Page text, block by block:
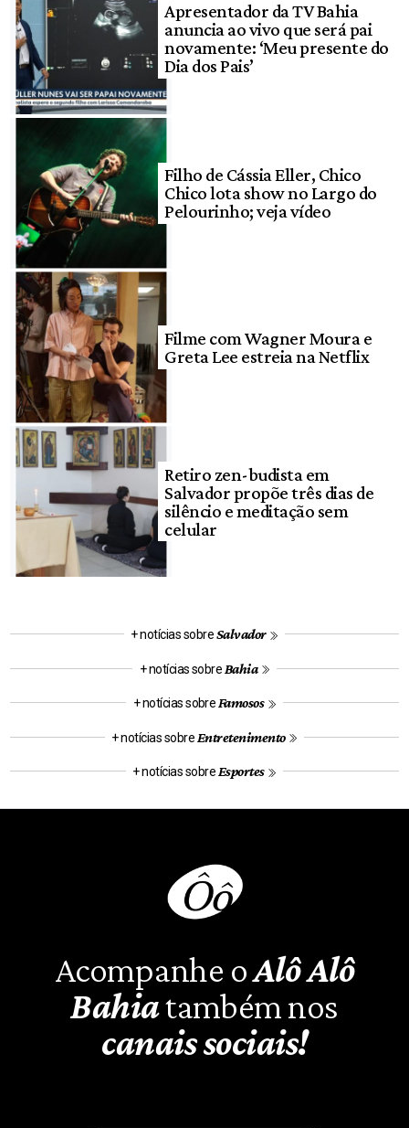
Apresentador da TV Bahia
anuncia ao vivo que será pai
novamente: ‘Meu presente do
Dia dos Pais’
Filho de Cássia Eller, Chico
Chico lota show no Largo do
Pelourinho; veja vídeo
Filme com Wagner Moura e
Greta Lee estreia na Netflix
Retiro zen-budista em
Salvador propõe três dias de
silêncio e meditação sem
celular
+ notícias sobreSalvador
+ notícias sobre Bahia
+ notícias sobre Famosos
+ notícias sobre Entretenimento
+ notícias sobre Esportes
Acompanhe oAlô Alô
Bahiatambém nos
canais sociais!